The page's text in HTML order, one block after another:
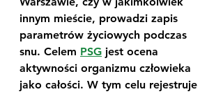
innym mieście, prowadzi zapis
parametrów życiowych podczas
snu. Celem PSG jest ocena
aktywności organizmu człowieka
jako całości. W tym celu rejestruje